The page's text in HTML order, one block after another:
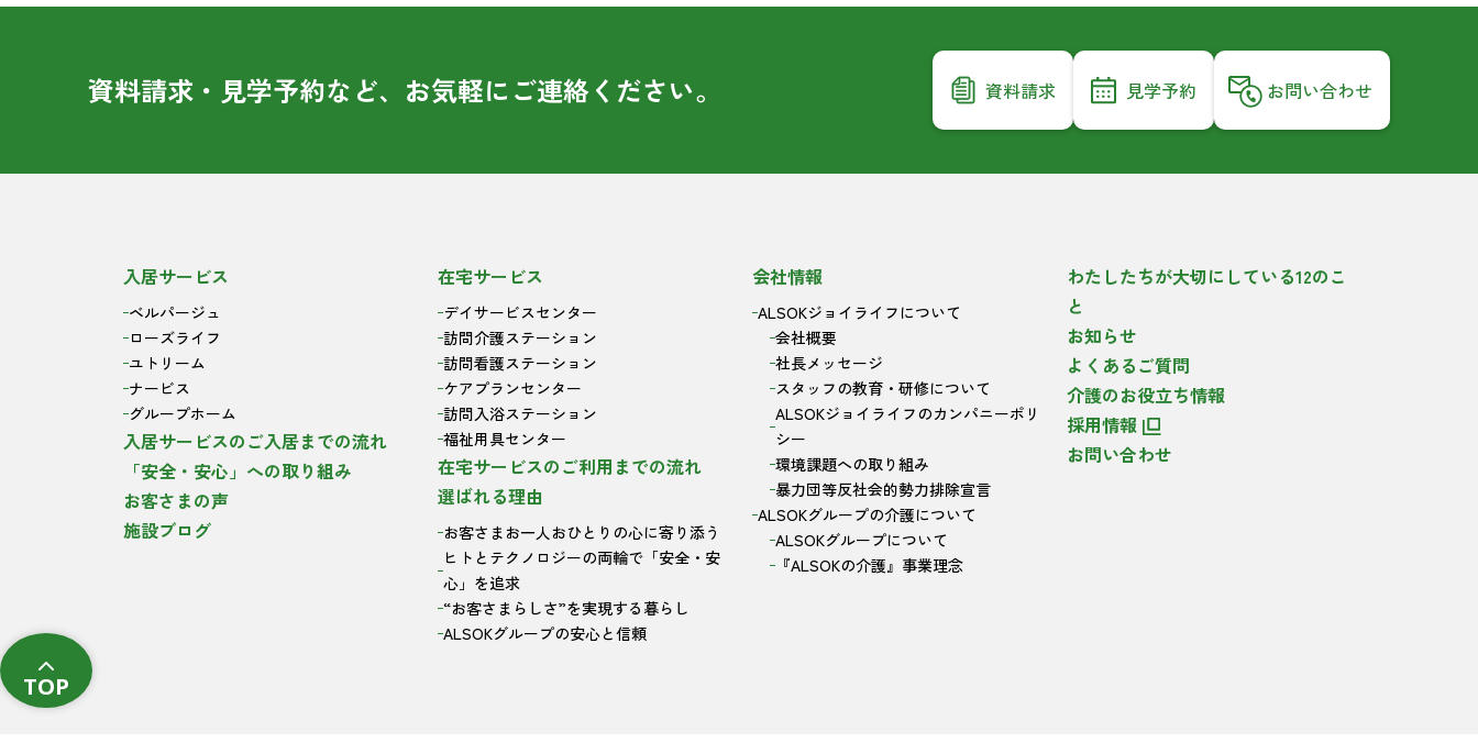
資料請求・見学予約など、お気軽に ご連絡ください。 資料請求 見学予約 お問い合わせ
入居サービス
ベルパージュ
ローズライフ
ユトリーム
ナービス
グループホーム
入居サービスのご入居までの流れ
「安全・安心」への取り組み
お客さまの声
施設ブログ
在宅サービス
デイサービスセンター
訪問介護ステーション
訪問看護ステーション
ケアプランセンター
訪問入浴ステーション
福祉用具センター
在宅サービスのご利用までの流れ
選ばれる理由
お客さまお一人おひとりの心に寄り添う
ヒトとテクノロジーの両輪で「安全・安
心」を追求
“お客さまらしさ”を実現する暮らし
ALSOKグループの安心と信頼
会社情報
ALSOKジョイライフについて
会社概要
社長メッセージ
スタッフの教育・研修について
ALSOKジョイライフのカンパニーポリ
シー
環境課題への取り組み
暴力団等反社会的勢力排除宣言
ALSOKグループの介護について
ALSOKグループについて
『ALSOKの介護』事業理念
わたしたちが大切にしている12のこ
と
お知らせ
よくあるご質問
介護のお役立ち情報
採用情報
お問い合わせ
TOP